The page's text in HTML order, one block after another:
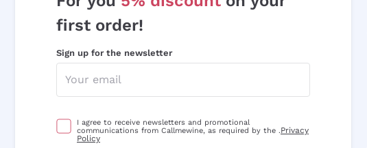
first order!
Sign up for the newsletter
I agree to receive newsletters and promotional
communications from Callmewine, as required by the .Privacy
Policy